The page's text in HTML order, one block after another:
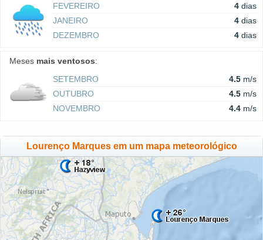
FEVEREIRO
4 dias
JANEIRO
4 dias
DEZEMBRO
4 dias
Meses mais ventosos:
SETEMBRO
4.5 m/s
OUTUBRO
4.5 m/s
NOVEMBRO
4.4 m/s
Lourenço Marques em um mapa meteorológico